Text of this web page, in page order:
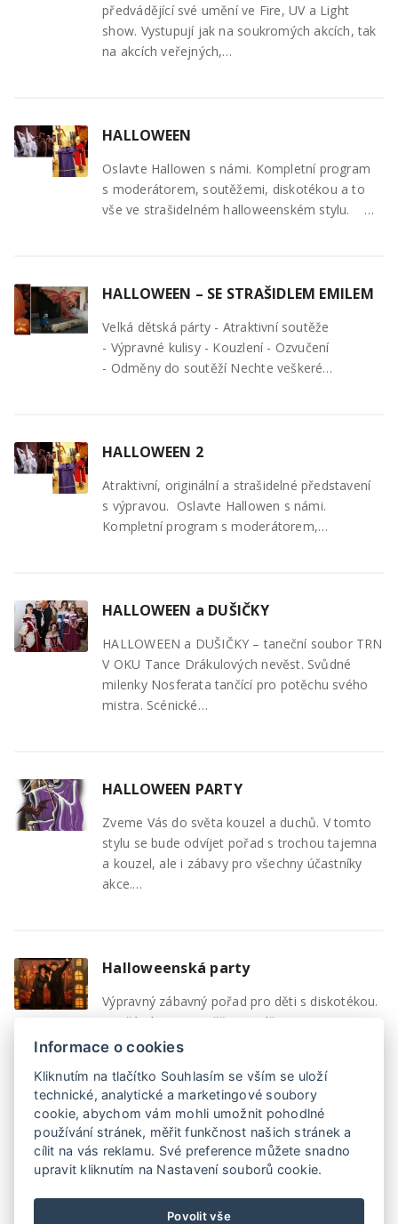
předvádějící své umění ve Fire, UV a Light
show. Vystupují jak na soukromých akcích, tak
na akcích veřejných,…
HALLOWEEN
Oslavte Hallowen s námi. Kompletní program
s moderátorem, soutěžemi, diskotékou a to
vše ve strašidelném halloweenském stylu. …
HALLOWEEN – SE STRAŠIDLEM EMILEM
Velká dětská párty - Atraktivní soutěže
- Výpravné kulisy - Kouzlení - Ozvučení
- Odměny do soutěží Nechte veškeré…
HALLOWEEN 2
Atraktivní, originální a strašidelné představení
s výpravou. Oslavte Hallowen s námi.
Kompletní program s moderátorem,…
HALLOWEEN a DUŠIČKY
HALLOWEEN a DUŠIČKY – taneční soubor TRN
V OKU Tance Drákulových nevěst. Svůdné
milenky Nosferata tančící pro potěchu svého
mistra. Scénické…
HALLOWEEN PARTY
Zveme Vás do světa kouzel a duchů. V tomto
stylu se bude odvíjet pořad s trochou tajemna
a kouzel, ale i zábavy pro všechny účastníky
akce.…
Halloweenská party
Výpravný zábavný pořad pro děti s diskotékou.
Součástí jsou soutěže pro děti s
Halloweenskou tematikou - přenášení
1 2
Informace o cookies
Kliknutím na tlačítko Souhlasím se vším se uloží
technické, analytické a marketingové soubory
cookie, abychom vám mohli umožnit pohodlné
používání stránek, měřit funkčnost našich stránek a
cílit na vás reklamu. Své preference můžete snadno
upravit kliknutím na Nastavení souborů cookie.
Povolit vše